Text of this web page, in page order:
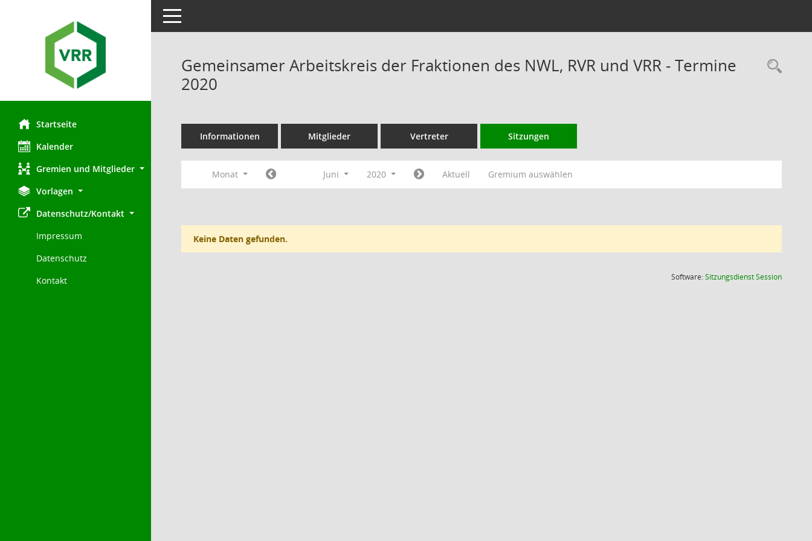
Startseite
Kalender
Gremien und Mitglieder
Vorlagen
Datenschutz/Kontakt
Impressum
Datenschutz
Kontakt
Toggle navigation
Gemeinsamer Arbeitskreis der Fraktionen des NWL, RVR und VRR - Termine
2020
Informationen Mitglieder Vertreter Sitzungen
Monat Juni 2020 Aktuell Gremium auswählen
Keine Daten gefunden.
Software:SitzungsdienstSession(Wird in